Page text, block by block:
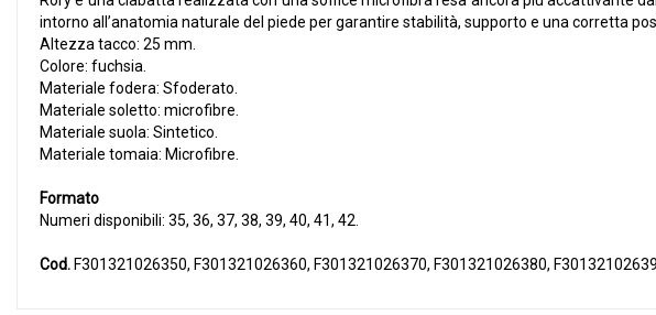
intorno all’anatomia naturale del piede per garantire stabilità, supporto e una corretta
Altezza tacco: 25 mm.
Colore: fuchsia.
Materiale fodera: Sfoderato.
Materiale soletto: microfibre.
Materiale suola: Sintetico.
Materiale tomaia: Microfibre.
Formato
Numeri disponibili: 35, 36, 37, 38, 39, 40, 41, 42.
Cod. F301321026350, F301321026360, F301321026370, F301321026380,